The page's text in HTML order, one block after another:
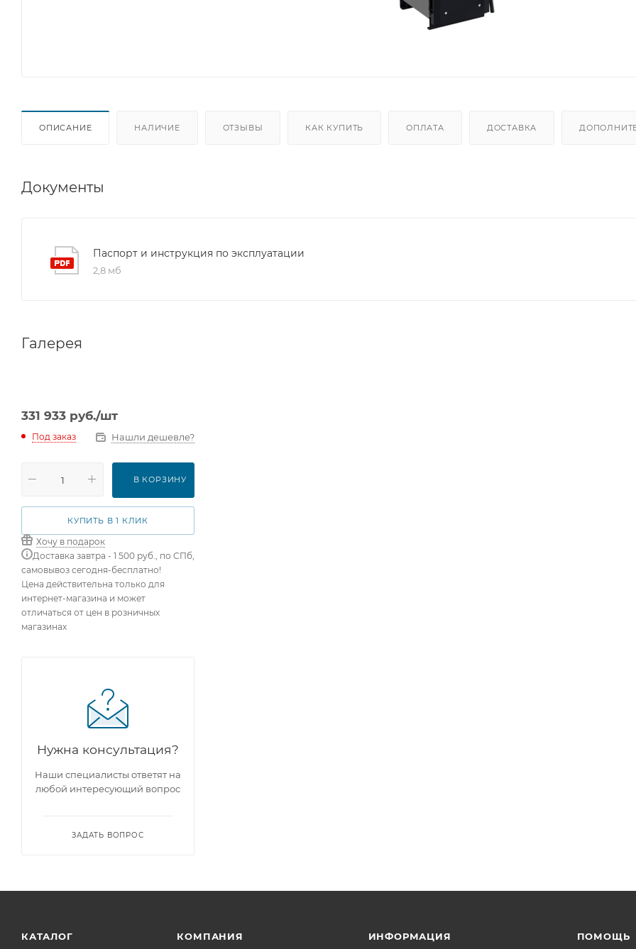
ОПИСАНИЕ НАЛИЧИЕ ОТЗЫВЫ КАК КУПИТЬ ОПЛАТА ДОСТАВКА
Документы
Паспорт и инструкция по эксплуатации
2,8 мб
Галерея
331 933 руб./шт
Под заказ Нашли дешевле?
В КОРЗИНУ
КУПИТЬ В 1 КЛИК
Хочу в подарок
Доставка завтра - 1 500 руб., по СПб,
самовывоз сегодня-бесплатно!
Цена действительна только для
интернет-магазина и может
отличаться от цен в розничных
магазинах
Нужна консультация?
Наши специалисты ответят на
любой интересующий вопрос
ЗАДАТЬ ВОПРОС
КАТАЛОГ КОМПАНИЯ ИНФОРМАЦИЯ ПОМОЩЬ